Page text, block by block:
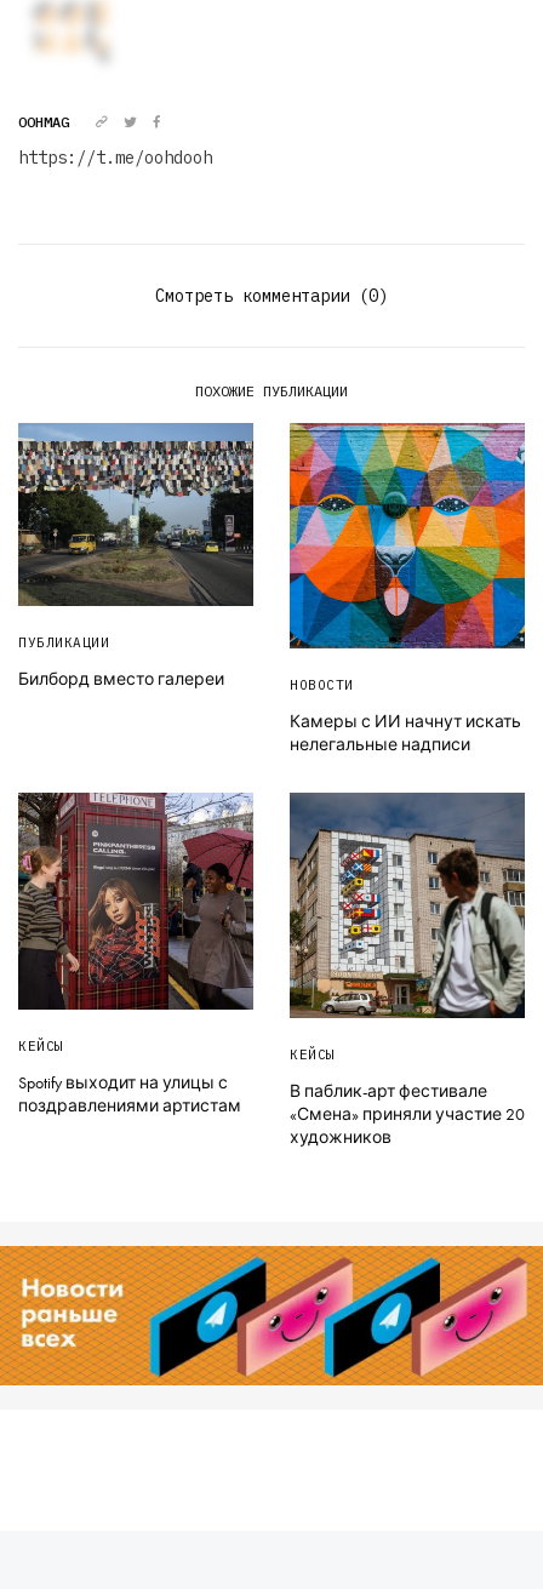
OOHMAG
https://t.me/oohdooh
Смотреть комментарии (0)
ПОХОЖИЕ ПУБЛИКАЦИИ
ПУБЛИКАЦИИ
Билборд вместо галереи НОВОСТИ
Камеры с ИИ начнут искать
нелегальные надписи
КЕЙСЫ
Spotify выходит на улицы с
поздравлениями артистам
КЕЙСЫ
В паблик-арт фестивале
«Смена» приняли участие 20
художников